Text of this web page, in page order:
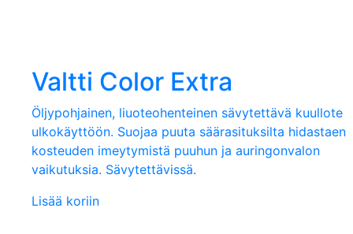
Valtti Color Extra
Öljypohjainen, liuoteohenteinen sävytettävä kuullote
ulkokäyttöön. Suojaa puuta säärasituksilta hidastaen
kosteuden imeytymistä puuhun ja auringonvalon
vaikutuksia. Sävytettävissä.
Lisää koriin